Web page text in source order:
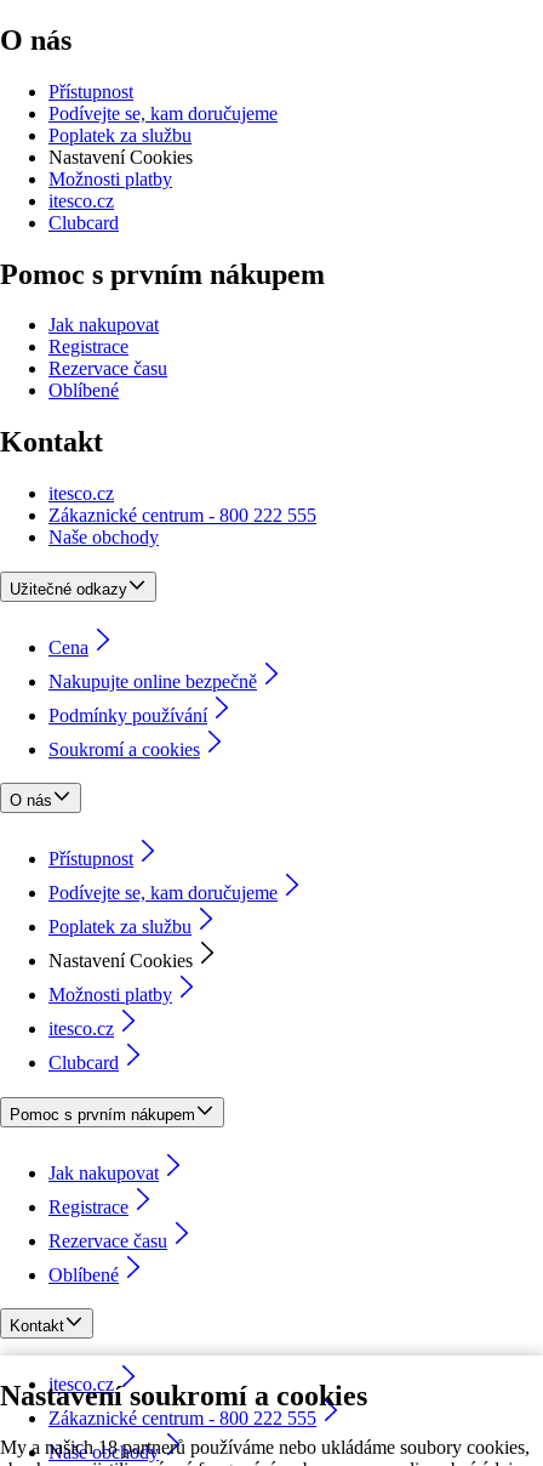
Nastavení soukromí a cookies
My a našich 18 partnerů používáme nebo ukládáme soubory cookies,
O nás
Přístupnost
Podívejte se, kam doručujeme
Poplatek za službu
Nastavení Cookies
Možnosti platby
itesco.cz
Clubcard
Pomoc s prvním nákupem
Jak nakupovat
Registrace
Rezervace času
Oblíbené
Kontakt
itesco.cz
Zákaznické centrum - 800 222 555
Naše obchody
Užitečné odkazy
Cena
Nakupujte online bezpečně
Podmínky používání
Soukromí a cookies
O nás
Přístupnost
Podívejte se, kam doručujeme
Poplatek za službu
Nastavení Cookies
Možnosti platby
itesco.cz
Clubcard
Pomoc s prvním nákupem
Jak nakupovat
Registrace
Rezervace času
Oblíbené
Kontakt
itesco.cz
Zákaznické centrum - 800 222 555
Naše obchody